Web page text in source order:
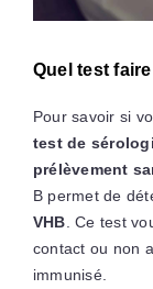
Quel test
Pour savoir si
test de
prélèvement
B permet de
VHB. Ce test
contact ou non
immunisé.